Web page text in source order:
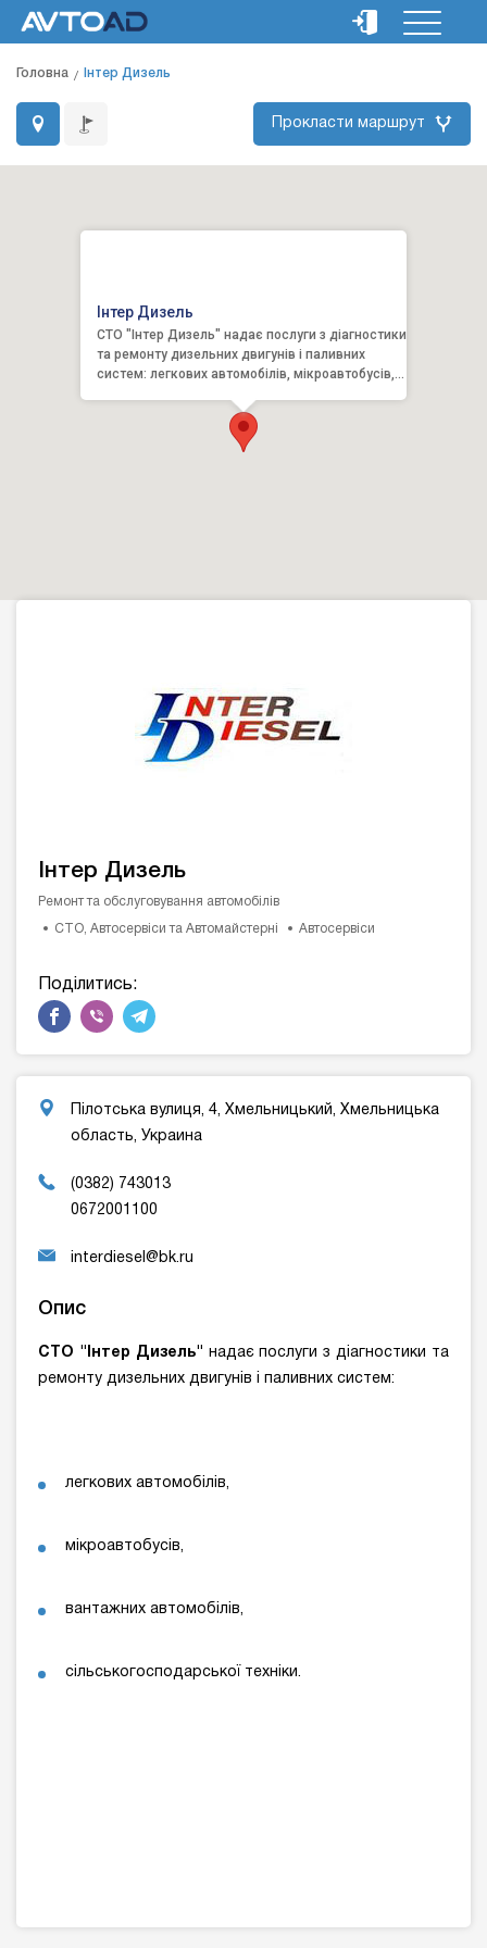
Головна Інтер Дизель
Прокласти маршрут
Інтер Дизель
СТО "Інтер Дизель" надає послуги з діагностики
та ремонту дизельних двигунів і паливних
систем: легкових автомобілів, мікроавтобусів,
Інтер Дизель
Ремонт та обслуговування автомобілів
СТО, Автосервіси та Автомайстерні Автосервіси
Поділитись:
Пілотська вулиця, 4, Хмельницький, Хмельницька
область, Украина
(0382) 743013
0672001100
interdiesel@bk.ru
Опис
СТО "Інтер Дизель" надає послуги з діагностики та
ремонту дизельних двигунів і паливних систем:
легкових автомобілів,
мікроавтобусів,
вантажних автомобілів,
сільськогосподарської техніки.